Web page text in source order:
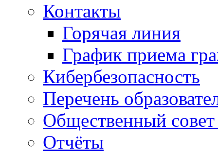
Контакты
Горячая линия
График приема
Кибербезопасность
Перечень
Общественный
Отчёты